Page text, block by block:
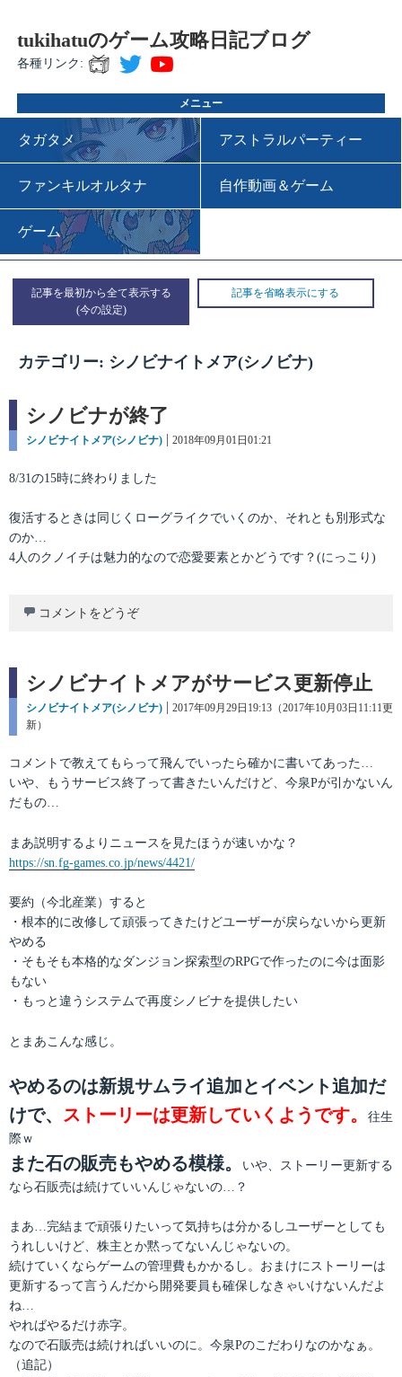
tukihatuのゲーム攻略日記ブログ
各種リンク:
メニュー
タガタメ アストラルパーティー
ファンキルオルタナ 自作動画＆ゲーム
ゲーム
記事を最初から全て表示する 記事を省略表示にする
カテゴリー: シノビナイトメア(シノビナ)
シノビナが終了
カ
ゴ
ー
シノビナイトメア(シノビナ)
投
2018年09月01日01:21
8/31の15時に終わりました
復活するときは同じくローグライクでいくのか、それとも別形式な
のか…
4人のクノイチは魅力的なので恋愛要素とかどうです？(にっこり)
コメントをどうぞ
シノビナイトメアがサービス更新停止
カ
テ
リ
ー
シノビナイトメア(シノビナ)
投
2017年09月29日19:13（2017年10月03日11:11更
新）
コメントで教えてもらって飛んでいったら確かに書いてあった…
いや、もうサービス終了って書きたいんだけど、今泉Pが引かないん
だもの…
まあ説明するよりニュースを見たほうが速いかな？
https://sn.fg-games.co.jp/news/4421/
要約（今北産業）すると
・根本的に改修して頑張ってきたけどユーザーが戻らないから更新
やめる
・そもそも本格的なダンジョン探索型のRPGで作ったのに今は面影
もない
・もっと違うシステムで再度シノビナを提供したい
とまあこんな感じ。
やめるのは新規サムライ追加とイベント追加だ
けで、 ストーリーは更新していくようです。
往生
際ｗ
また石の販売もやめる模様。
いや、ストーリー更新する
なら石販売は続けていいんじゃないの…？
まあ…完結まで頑張りたいって気持ちは分かるしユーザーとしても
うれしいけど、株主とか黙ってないんじゃないの。
続けていくならゲームの管理費もかかるし。おまけにストーリーは
更新するって言うんだから開発要員も確保しなきゃいけないんだよ
ね…
やればやるだけ赤字。
なので石販売は続ければいいのに。今泉Pのこだわりなのかなぁ。
（追記）